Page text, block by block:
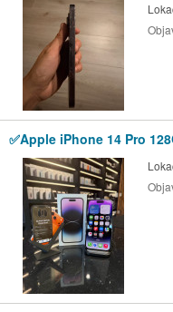
✅Apple iPhone 14 Pro